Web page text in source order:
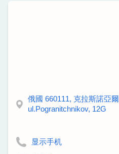
俄國 660111, 克拉斯諾亞
ul.Pogranitchnikov, 12G
显示手机